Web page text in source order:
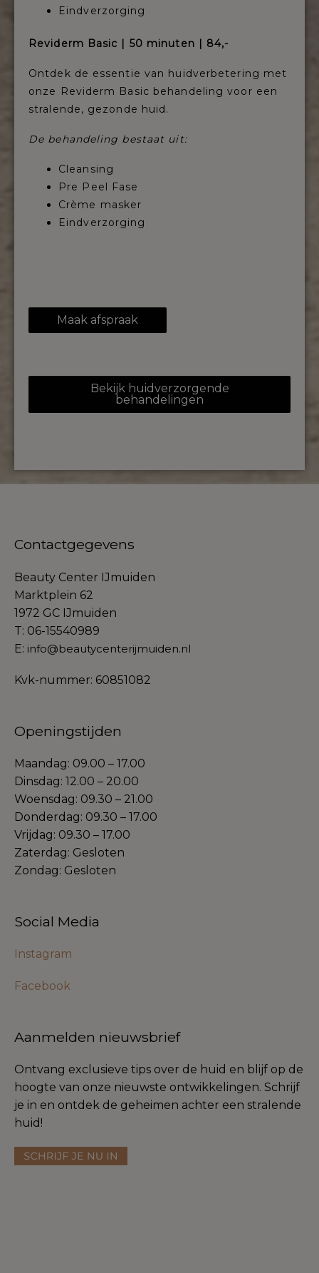
Eindverzorging
Reviderm Basic | 50 minuten | 84,-
Ontdek de essentie van huidverbetering met
onze Reviderm Basic behandeling voor een
stralende, gezonde huid.
De behandeling bestaat uit:
Cleansing
Pre Peel Fase
Crème masker
Eindverzorging
Maak afspraak
Bekijk huidverzorgende
behandelingen
Contactgegevens
Beauty Center IJmuiden
Marktplein 62
1972 GC IJmuiden
T: 06-15540989
E: info@beautycenterijmuiden.nl
Kvk-nummer: 60851082
Openingstijden
Maandag: 09.00 – 17.00
Dinsdag: 12.00 – 20.00
Woensdag: 09.30 – 21.00
Donderdag: 09.30 – 17.00
Vrijdag: 09.30 – 17.00
Zaterdag: Gesloten
Zondag: Gesloten
Social Media
Instagram
Facebook
Aanmelden nieuwsbrief
Ontvang exclusieve tips over de huid en blijf op de
hoogte van onze nieuwste ontwikkelingen. Schrijf
je in en ontdek de geheimen achter een stralende
huid!